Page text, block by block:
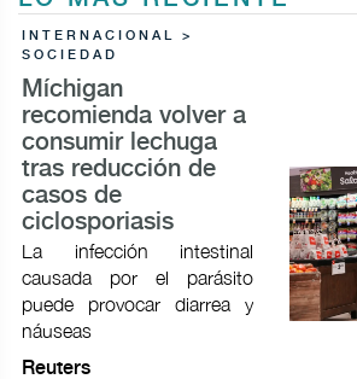
INTERNACIONAL >
SOCIEDAD
Míchigan
recomienda volver a
consumir lechuga
tras reducción de
casos de
ciclosporiasis
La infección intestinal
causada por el parásito
puede provocar ​diarrea y
náuseas
Reuters